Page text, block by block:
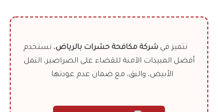
نتميز فيشركة مكافحة حشرات بالرياض، نستخدم
أفضل المبيدات الآمنة للقضاء على الصراصير، النمل
الأبيض، والبق، مع ضمان عدم عودتها.